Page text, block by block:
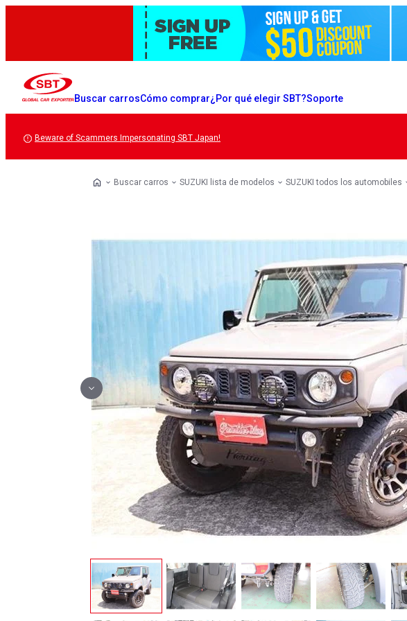
Buscar carrosCómo comprar¿Por qué elegir SBT?Soporte
Beware of Scammers Impersonating SBT Japan!
Buscar carros SUZUKI lista de modelos SUZUKI todos los automobiles